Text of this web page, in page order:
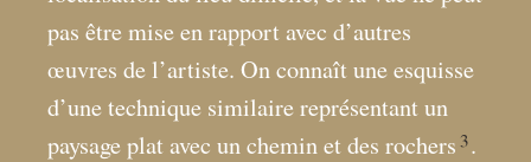
pas être mise en rapport avec d’autres
œuvres de l’artiste. On connaît une esquisse
d’une technique similaire représentant un
paysage plat avec un chemin et des rochers 3 .